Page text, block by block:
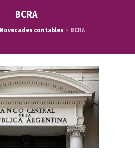
BCRA
Novedades contables BCRA